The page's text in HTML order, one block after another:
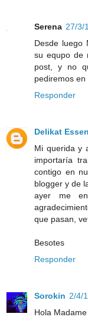
Serena 27/3/
Desde luego
su equpo de
post, y no
pediremos en
Responder
Delikat
Mi querida y
importaría
contigo en
blogger y de
ayer me
que pasan,
Besotes
Responder
Sorokin 2/4/
Hola Madame